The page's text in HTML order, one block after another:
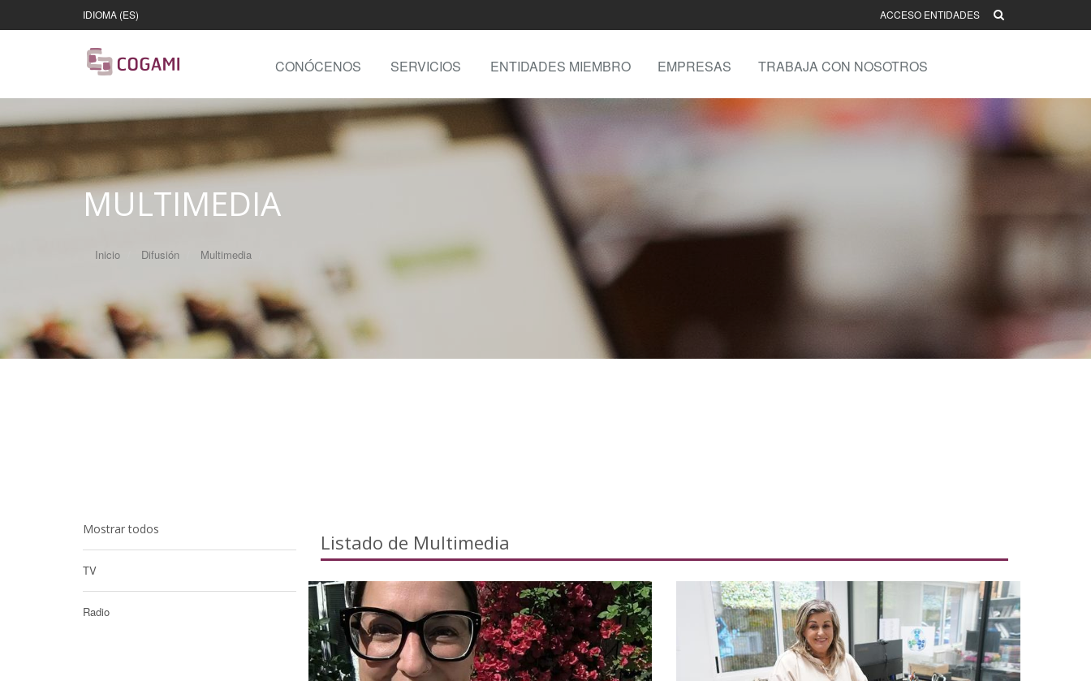
IDIOMA (ES) ACCESO ENTIDADES
CONÓCENOS SERVICIOS ENTIDADES MIEMBRO EMPRESAS TRABAJA CON NOSOTROS
MULTIMEDIA
Inicio Difusión Multimedia
Mostrar todos
TV
Radio
Listado de Multimedia